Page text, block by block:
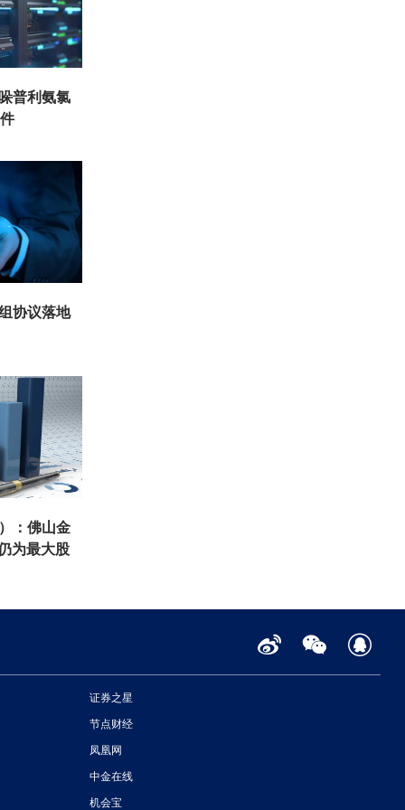
普利氨氯
协议落地
：佛山金
为最大股
证券之星
节点财经
凤凰网
中金在线
机会宝